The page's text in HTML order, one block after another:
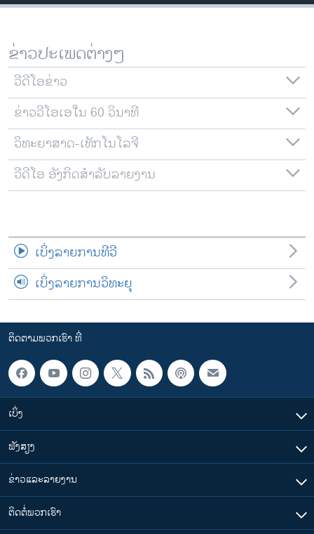
ລາຍການກະຈາຍສຽງ
ລາຍງານ
ຕິດຕາມພວກເຮົາ ທີ່
ພາສາຕ່າງໆ
ຂ່າວປະເພດຕ່າງໆ
ວີດີໂອຂ່າວ
ຂ່າວວີໂອເອໃນ 60 ວິນາທີ
ວິທະຍາສາດ-ເທັກໂນໂລຈີ
ວີດີໂອ ອັງກິດສຳລັບລາຍງານ
ເບິ່ງລາຍການທີວີ
ເບິ່ງລາຍການວິທະຍຸ
ຕິດຕາມພວກເຮົາ ທີ່
ເບິ່ງ
ຟັງສຽງ
ຂ່າວແລະລາຍງານ
ຕິດຕໍ່ພວກເຮົາ